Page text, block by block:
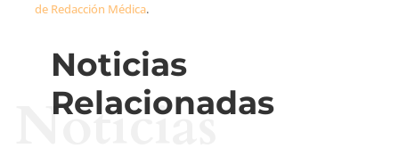
de Redacción Médica.
Noticias
Relacionadas
Noticias